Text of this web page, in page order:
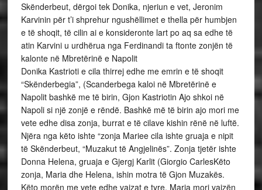
Skënderbeut, dërgoi tek Donika, njeriun e vet, Jeronim
Karvinin për t’i shprehur ngushëllimet e thella për humbjen
e të shoqit, të cilin ai e konsideronte lart po aq sa edhe të
atin Karvini u urdhërua nga Ferdinandi ta ftonte zonjën të
kalonte në Mbretërinë e Napolit
Donika Kastrioti e cila thirrej edhe me emrin e të shoqit
“Skënderbegia”, (Scanderbega kaloi në Mbretërinë e
Napolit bashkë me të birin, Gjon Kastriotin Ajo shkoi në
Napoli si një zonjë e rëndë. Bashkë më të birin ajo mori me
vete edhe disa zonja, burrat e të cilave kishin rënë në luftë.
Njëra nga këto ishte “zonja Mariee cila ishte gruaja e nipit
të Skënderbeut, “Muzakut të Angjelinës”. Zonja tjetër ishte
Donna Helena, gruaja e Gjergj Karlit (Giorgio CarlesKëto
zonja, Maria dhe Helena, ishin motra të Gjon Muzakës.
Këto morën me vete edhe vajzat e tyre. Maria mori vajzën